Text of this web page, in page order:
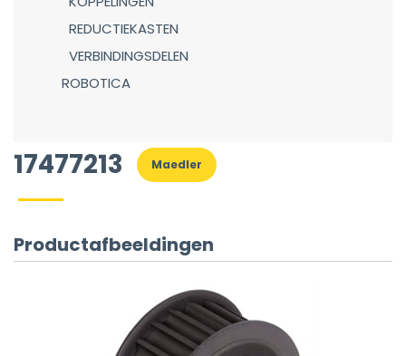
REDUCTIEKASTEN
VERBINDINGSDELEN
ROBOTICA
17477213 Maedler
Productafbeeldingen